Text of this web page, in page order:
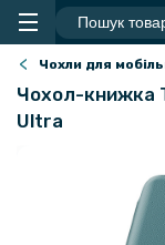
Чохли для
Чохол-книжка
Ultra